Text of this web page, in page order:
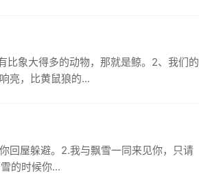
比象大得多的动物，那就是鲸。2、我们的
亮，比黄鼠狼的...
回屋躲避。2.我与飘雪一同来见你，只请
的时候你...